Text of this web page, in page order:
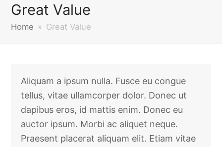
Great Value
Home » Great Value
Aliquam a ipsum nulla. Fusce eu congue
tellus, vitae ullamcorper dolor. Donec ut
dapibus eros, id mattis enim. Donec eu
auctor ipsum. Morbi ac aliquet neque.
Praesent placerat aliquam elit. Etiam vitae